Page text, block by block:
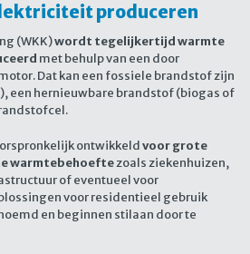
produceren
(WKK)wordt tegelijkertijd warmte
met behulp van een door
Dat kan een fossiele brandstof zijn
een hernieuwbare brandstof (biogas of
ontwikkeldvoor grote
warmtebehoeftezoals ziekenhuizen,
of eventueel voor
voor residentieel gebruik
en beginnen stilaan door te